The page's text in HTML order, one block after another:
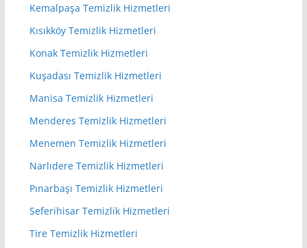
Kemalpaşa Temizlik Hizmetleri
Kısıkköy Temizlik Hizmetleri
Konak Temizlik Hizmetleri
Kuşadası Temizlik Hizmetleri
Manisa Temizlik Hizmetleri
Menderes Temizlik Hizmetleri
Menemen Temizlik Hizmetleri
Narlıdere Temizlik Hizmetleri
Pınarbaşı Temizlik Hizmetleri
Seferihisar Temizlik Hizmetleri
Tire Temizlik Hizmetleri